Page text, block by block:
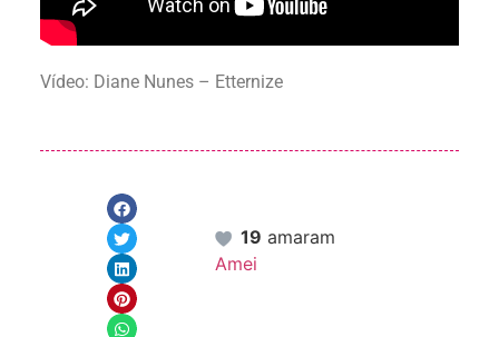
Vídeo: Diane Nunes – Etternize
19 amaram
Amei